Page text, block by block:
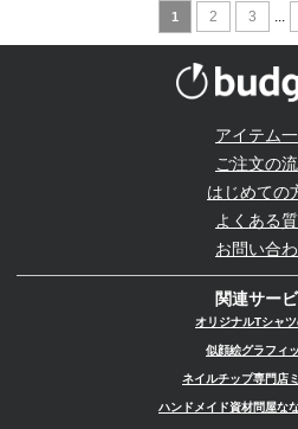
1 2 3 ...
アイテム
ご注文の
はじめての
よくある
お問い合
関連サー
オリジナルTシャ
似顔絵グラフィ
ネイルチップ専門店
ハンドメイド資材問屋な